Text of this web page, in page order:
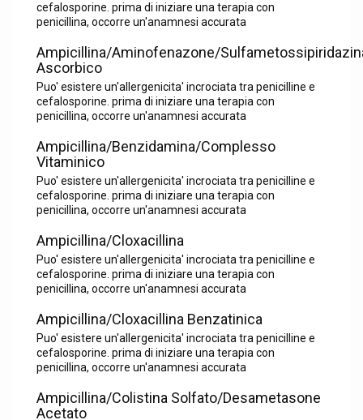
cefalosporine. prima di iniziare una terapia con
penicillina, occorre un'anamnesi accurata
Ampicillina/Aminofenazone/
Ascorbico
Puo' esistere un'allergenicita' incrociata tra penicilline e
cefalosporine. prima di iniziare una terapia con
penicillina, occorre un'anamnesi accurata
Ampicillina/Benzidamina/Complesso
Vitaminico
Puo' esistere un'allergenicita' incrociata tra penicilline e
cefalosporine. prima di iniziare una terapia con
penicillina, occorre un'anamnesi accurata
Ampicillina/Cloxacillina
Puo' esistere un'allergenicita' incrociata tra penicilline e
cefalosporine. prima di iniziare una terapia con
penicillina, occorre un'anamnesi accurata
Ampicillina/Cloxacillina Benzatinica
Puo' esistere un'allergenicita' incrociata tra penicilline e
cefalosporine. prima di iniziare una terapia con
penicillina, occorre un'anamnesi accurata
Ampicillina/Colistina Solfato/Desametasone
Acetato